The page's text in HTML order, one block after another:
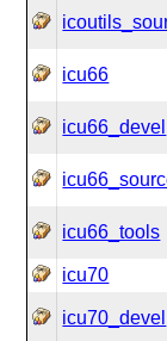
icu66
icu66_devel
icu66_tools
icu70
icu70_devel